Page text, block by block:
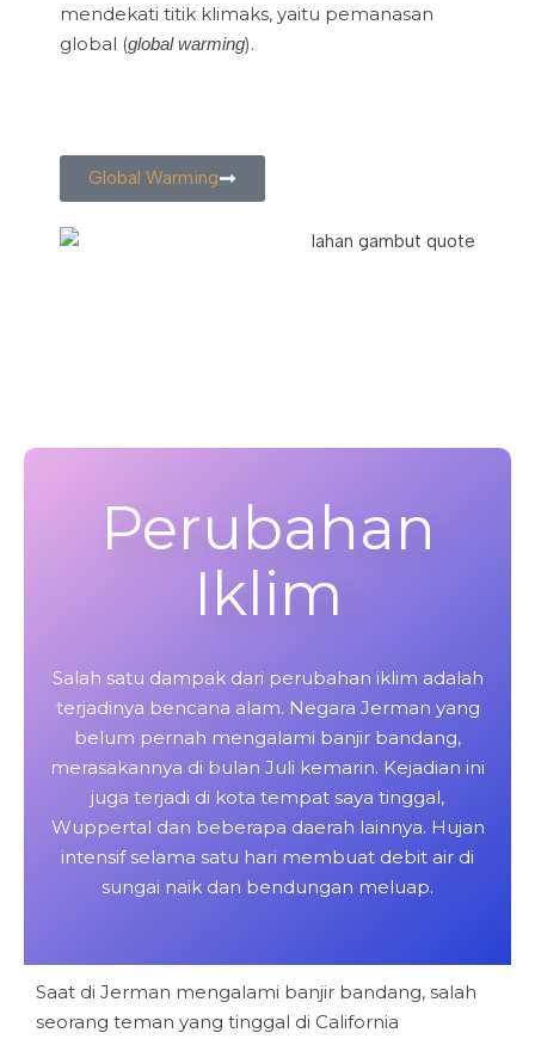
mendekati titik klimaks, yaitu pemanasan
global (global warming).
Global Warming
Perubahan
Iklim
Salah satu dampak dari perubahan iklim adalah
terjadinya bencana alam. Negara Jerman yang
belum pernah mengalami banjir bandang,
merasakannya di bulan Juli kemarin. Kejadian ini
juga terjadi di kota tempat saya tinggal,
Wuppertal dan beberapa daerah lainnya. Hujan
intensif selama satu hari membuat debit air di
sungai naik dan bendungan meluap.
Saat di Jerman mengalami banjir bandang, salah
seorang teman yang tinggal di California